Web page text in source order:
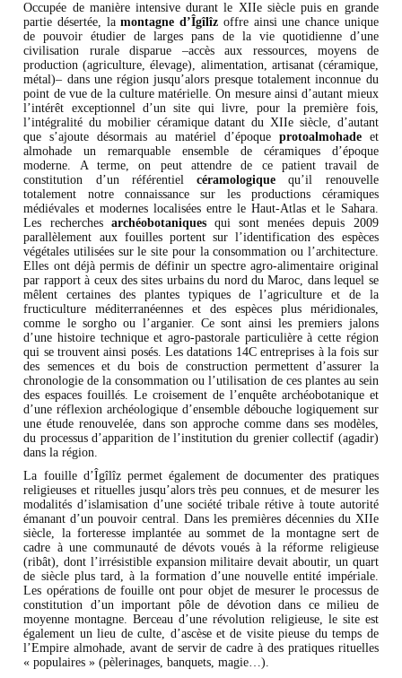
Occupée de manière intensive durant le XIIe siècle puis en grande
partie désertée, lamontagne d’Îgîlîz offre ainsi une chance unique
de pouvoir étudier de larges pans de la vie quotidienne d’une
civilisation rurale disparue –accès aux ressources, moyens de
production (agriculture, élevage), alimentation, artisanat (céramique,
métal)– dans une région jusqu’alors presque totalement inconnue du
point de vue de la culture matérielle. On mesure ainsi d’autant mieux
l’intérêt exceptionnel d’un site qui livre, pour la première fois,
l’intégralité du mobilier céramique datant du XIIe siècle, d’autant
que s’ajoute désormais au matériel d’époque protoalmohadeet
almohade un remarquable ensemble de céramiques d’époque
moderne. A terme, on peut attendre de ce patient travail de
constitution d’un référentielcéramologique qu’il renouvelle
totalement notre connaissance sur les productions céramiques
médiévales et modernes localisées entre le Haut-Atlas et le Sahara.
Les recherches archéobotaniquesqui sont menées depuis 2009
parallèlement aux fouilles portent sur l’identification des espèces
végétales utilisées sur le site pour la consommation ou l’architecture.
Elles ont déjà permis de définir un spectre agro-alimentaire original
par rapport à ceux des sites urbains du nord du Maroc, dans lequel se
mêlent certaines des plantes typiques de l’agriculture et de la
fructiculture méditerranéennes et des espèces plus méridionales,
comme le sorgho ou l’arganier. Ce sont ainsi les premiers jalons
d’une histoire technique et agro-pastorale particulière à cette région
qui se trouvent ainsi posés. Les datations 14C entreprises à la fois sur
des semences et du bois de construction permettent d’assurer la
chronologie de la consommation ou l’utilisation de ces plantes au sein
des espaces fouillés. Le croisement de l’enquête archéobotanique et
d’une réflexion archéologique d’ensemble débouche logiquement sur
une étude renouvelée, dans son approche comme dans ses modèles,
du processus d’apparition de l’institution du grenier collectif (agadir)
dans la région.
La fouille d’Îgîlîz permet également de documenter des pratiques
religieuses et rituelles jusqu’alors très peu connues, et de mesurer les
modalités d’islamisation d’une société tribale rétive à toute autorité
émanant d’un pouvoir central. Dans les premières décennies du XIIe
siècle, la forteresse implantée au sommet de la montagne sert de
cadre à une communauté de dévots voués à la réforme religieuse
(ribât), dont l’irrésistible expansion militaire devait aboutir, un quart
de siècle plus tard, à la formation d’une nouvelle entité impériale.
Les opérations de fouille ont pour objet de mesurer le processus de
constitution d’un important pôle de dévotion dans ce milieu de
moyenne montagne. Berceau d’une révolution religieuse, le site est
également un lieu de culte, d’ascèse et de visite pieuse du temps de
l’Empire almohade, avant de servir de cadre à des pratiques rituelles
« populaires » (pèlerinages, banquets, magie…).